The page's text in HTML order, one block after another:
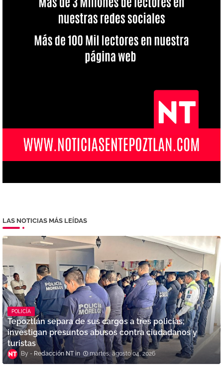
LAS NOTICIAS MÁS LEÍDAS
POLICÍA
Tepoztlán separa de sus cargos a tres policías;
investigan presuntos abusos contra ciudadanos y
turistas
Redacción NT martes, agosto 04, 2026